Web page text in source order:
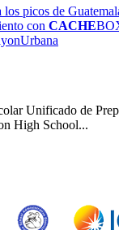
picos de
con CACHE
Urbana
Unificado de
High School...